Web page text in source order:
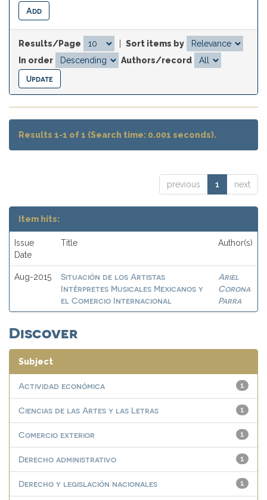
Results/Page
Sort items by
In order
Authors/record
Results 1-1 of 1 (Search time: 0.001 seconds).
previous 1 next
Item hits:
Issue
Date
Title Author(s)
Aug-2015
Situación de los Artistas
Intérpretes Musicales Mexicanos y
el Comercio Internacional
Ariel
Corona
Parra
Discover
Subject
1
Actividad económica
1
Ciencias de las Artes y las Letras
1
Comercio exterior
1
Derecho administrativo
1
Derecho y legislación nacionales